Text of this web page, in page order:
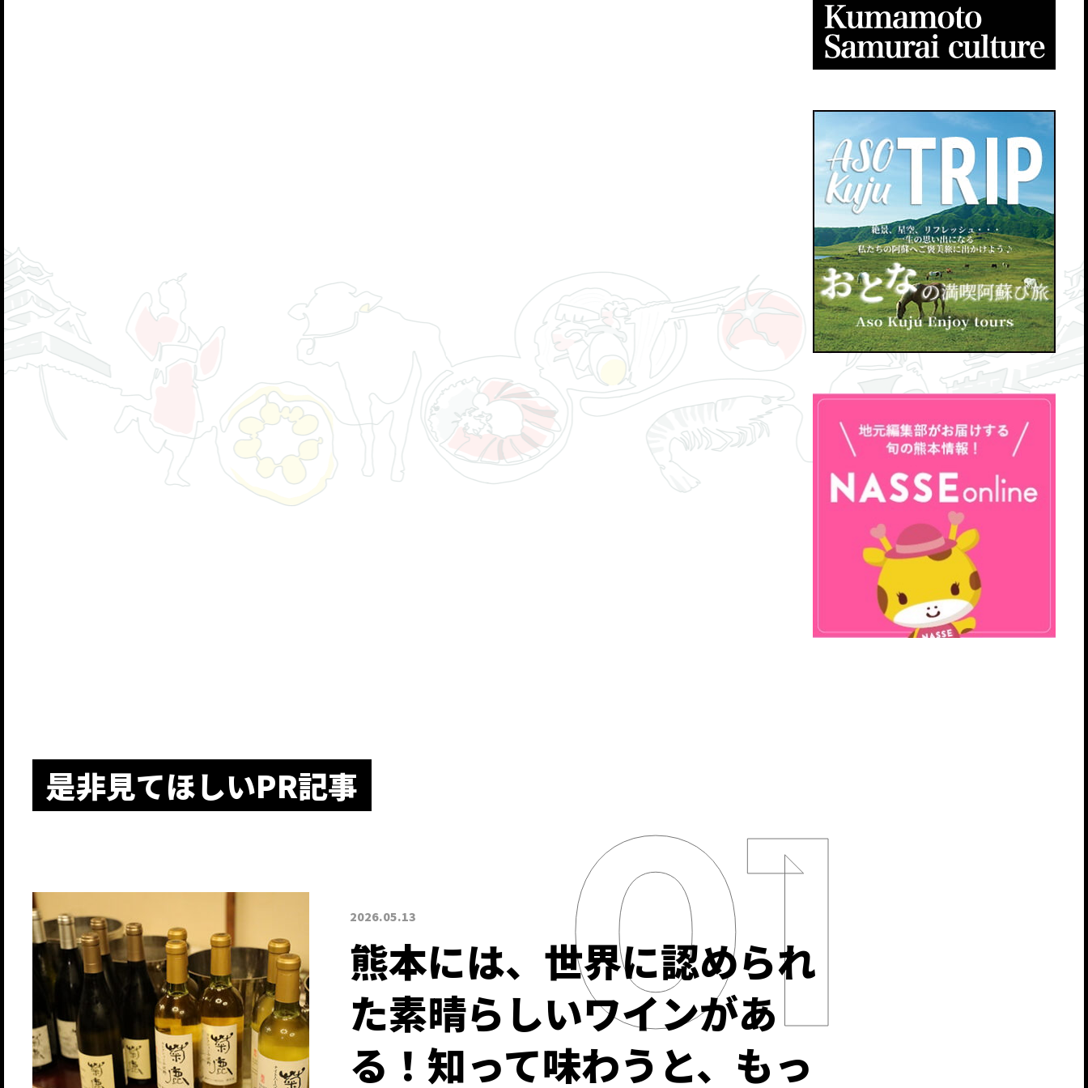
是非見てほしいPR記事
2026.05.13
熊本には、世界に認められ
た素晴らしいワインがあ
る！知って味わうと、もっ